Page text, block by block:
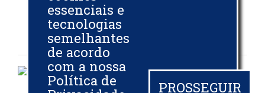
Conflitos
essenciais e
tecnologias
semelhantes
de acordo
com a nossa
Política de
PROSSEGUIR